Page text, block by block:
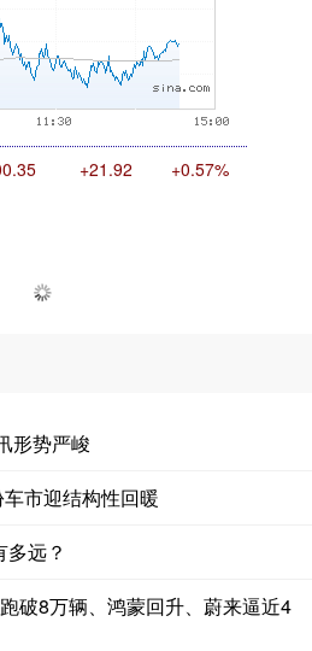
形势严峻
市迎结构性回暖
远？
破8万辆、鸿蒙回升、蔚来逼近4